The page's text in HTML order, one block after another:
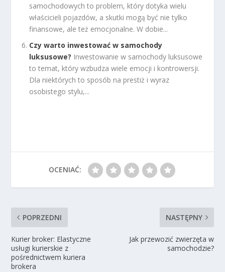
samochodowych to problem, który dotyka wielu
właścicieli pojazdów, a skutki mogą być nie tylko
finansowe, ale też emocjonalne. W dobie...
Czy warto inwestować w samochody
luksusowe? Inwestowanie w samochody luksusowe
to temat, który wzbudza wiele emocji i kontrowersji.
Dla niektórych to sposób na prestiż i wyraz
osobistego stylu,...
OCENIAĆ:
POPRZEDNI
Kurier broker: Elastyczne
usługi kurierskie z
pośrednictwem kuriera
brokera
NASTĘPNY
Jak przewozić zwierzęta w
samochodzie?